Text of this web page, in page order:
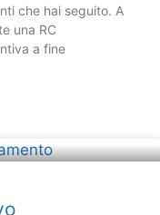
che hai seguito. A
una RC
a fine